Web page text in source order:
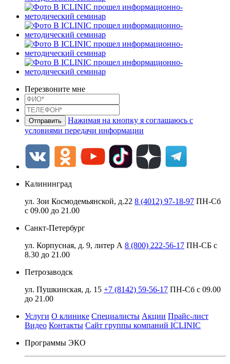
Перезвоните мне
Нажимая на кнопку я соглашаюсь с
условиями передачи информации
Калининград
ул. Зои Космодемьянской, д.22 8 (4012) 97-18-97 ПН-Сб
с 09.00 до 21.00
Санкт-Петербург
ул. Корпусная, д. 9, литер А 8 (800) 222-56-17 ПН-СБ с
8.30 до 21.00
Петрозаводск
ул. Пушкинская, д. 15 +7 (8142) 59-56-17 ПН-Сб с 09.00
до 21.00
Услуги О клинике Специалисты Акции Прайс-лист
Видео Контакты Сайт группы компаний ICLINIC
Программы ЭКО